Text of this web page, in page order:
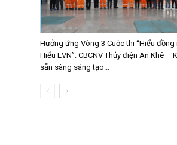
Hưởng ứng Vòng 3 Cuộc thi “Hiểu
Hiểu EVN”: CBCNV Thủy điện An Khê –
sẵn sàng sáng tạo...